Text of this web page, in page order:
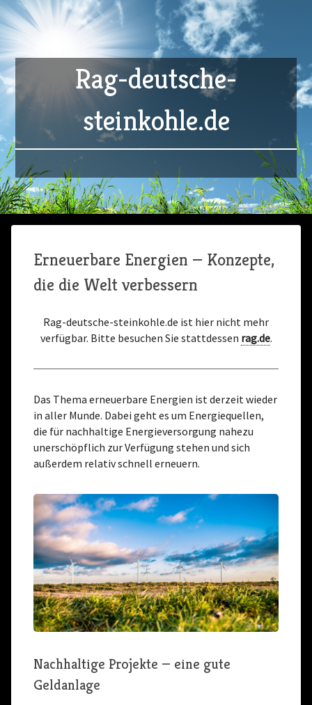
Rag-deutsche-
steinkohle.de
Erneuerbare Energien — Konzepte,
die die Welt verbessern
Rag-deutsche-steinkohle.de ist hier nicht mehr
verfügbar. Bitte besuchen Sie stattdessen rag.de.
Das Thema erneuerbare Energien ist derzeit wieder
in aller Munde. Dabei geht es um Energiequellen,
die für nachhaltige Energieversorgung nahezu
unerschöpflich zur Verfügung stehen und sich
außerdem relativ schnell erneuern.
Nachhaltige Projekte — eine gute
Geldanlage